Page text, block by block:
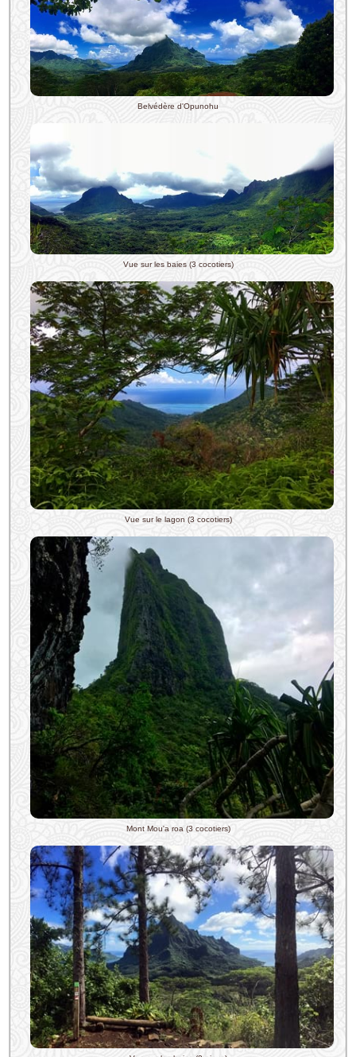
Belvédère d'Opunohu
Vue sur les baies (3 cocotiers)
Vue sur le lagon (3 cocotiers)
Mont Mou'a roa (3 cocotiers)